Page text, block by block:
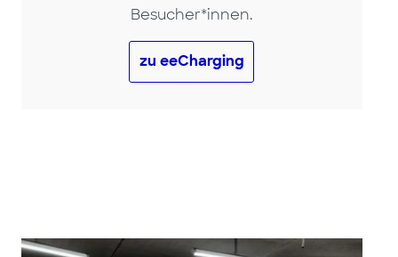
Besucher*innen.
zu eeCharging